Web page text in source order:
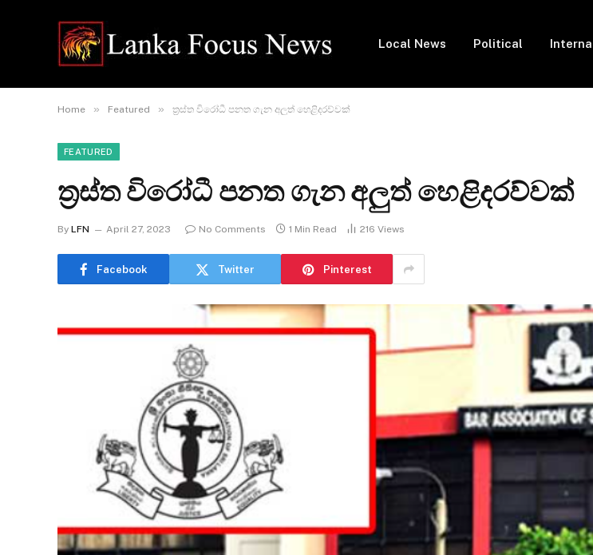
Local News Political
Home » Featured » ත්‍රස්ත විරෝධී පනත ගැන අලුත් හෙළිදරව්වක්
FEATURED
ත්‍රස්ත විරෝධී පනත ගැන අලුත් හෙළිදරව්වක්
By LFN April 27, 2023 No Comments 1 Min Read 216 Views
Facebook Twitter Pinterest